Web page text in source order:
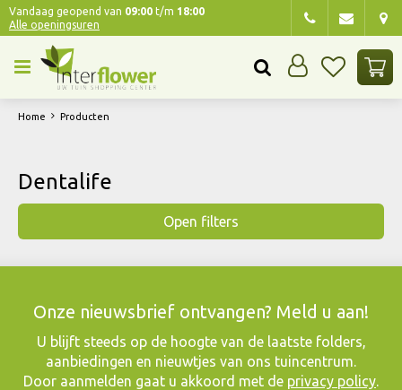
Home Producten
Vandaag geopend van 09:00 t/m 18:00
Alle openingsuren
Dentalife
Open filters
Onze nieuwsbrief ontvangen? Meld u aan!
​U blijft steeds op de hoogte van de laatste folders,
aanbiedingen en nieuwtjes van ons tuincentrum.
Door aanmelden gaat u akkoord met de privacy policy.